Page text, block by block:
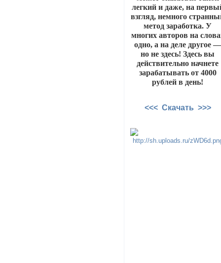
легкий и даже, на
взгляд, немного
метод заработка. У
многих авторов на
одно, а на деле другое —
но не здесь! Здесь вы
действительно начнете
зарабатывать от 4000
рублей в день!
<<< Скачать >>>